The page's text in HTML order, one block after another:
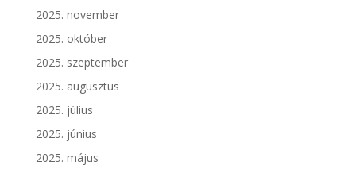
2025. november
2025. október
2025. szeptember
2025. augusztus
2025. július
2025. június
2025. május